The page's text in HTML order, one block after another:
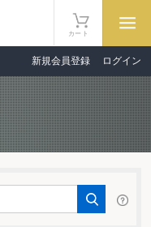
カート
新規会員登録 ログイン